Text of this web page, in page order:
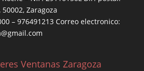
Zaragoza
– 976491213 Correo electronico:
Ventanas Zaragoza